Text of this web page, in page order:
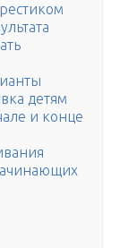
детям
и конце